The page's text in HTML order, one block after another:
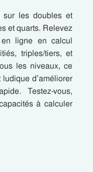
les doubles et
et quarts. Relevez
ligne en calcul
triples/tiers, et
les niveaux, ce
d’améliorer
Testez-vous,
à calculer